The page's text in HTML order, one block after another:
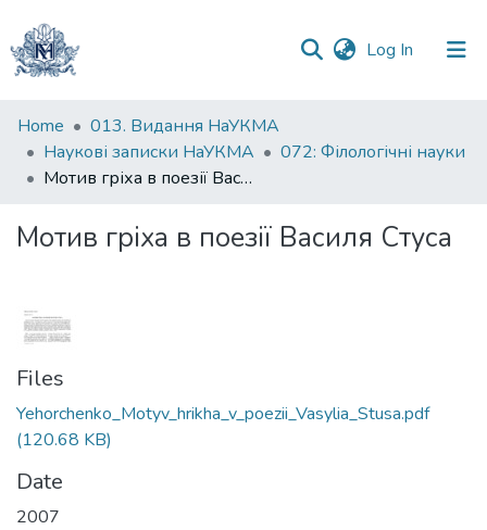
Log In (current)
Communities
&
Collections
Home
013. Видання НаУКМА
Наукові записки НаУКМА
072: Філологічні науки
Мотив гріха в поезії Василя Стуса
Мотив гріха в поезії Василя Стуса
Files
Yehorchenko_Motyv_hrikha_v_poezii_Vasylia_Stusa.pdf
(120.68 KB)
Date
2007